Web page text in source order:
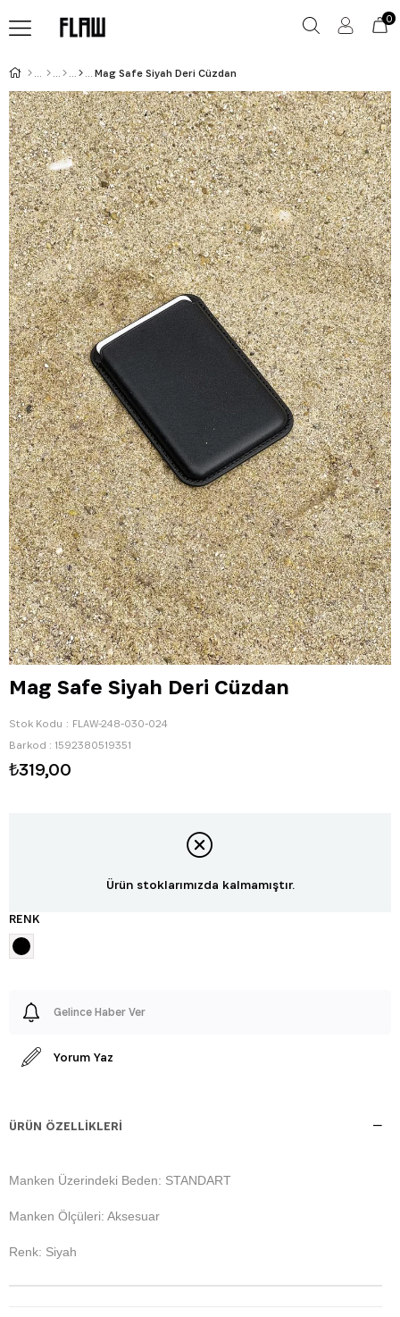
0
Mag Safe Siyah Deri Cüzdan
Mag Safe Siyah Deri Cüzdan
Stok Kodu
FLAW-248-030-024
Barkod : 1592380519351
₺319,00
Ürün stoklarımızda kalmamıştır.
RENK
Gelince Haber Ver
Yorum Yaz
ÜRÜN ÖZELLIKLERI
Manken Üzerindeki Beden: STANDART
Manken Ölçüleri: Aksesuar
Renk: Siyah